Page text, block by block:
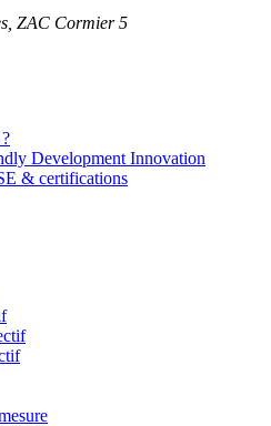
ZAC Cormier 5
Development Innovation
& certifications